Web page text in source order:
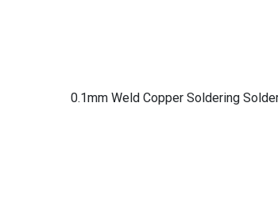
0.1mm Weld Copper Soldering